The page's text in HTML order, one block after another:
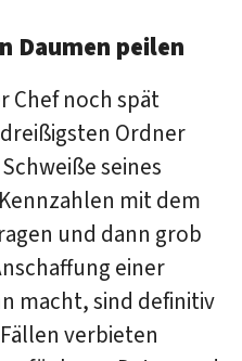
Daumen peilen
Chef noch spät
Ordner
seines
mit dem
und dann grob
einer
macht, sind definitiv
verbieten